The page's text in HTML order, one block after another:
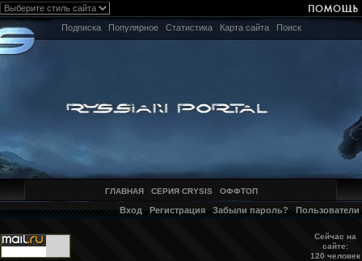
Подписка Популярное Статистика Карта сайта Поиск
ГЛАВНАЯ СЕРИЯ CRYSIS ОФФТОП
Вход Регистрация Забыли пароль? Пользователи
Сейчас на
сайте:
120 человек